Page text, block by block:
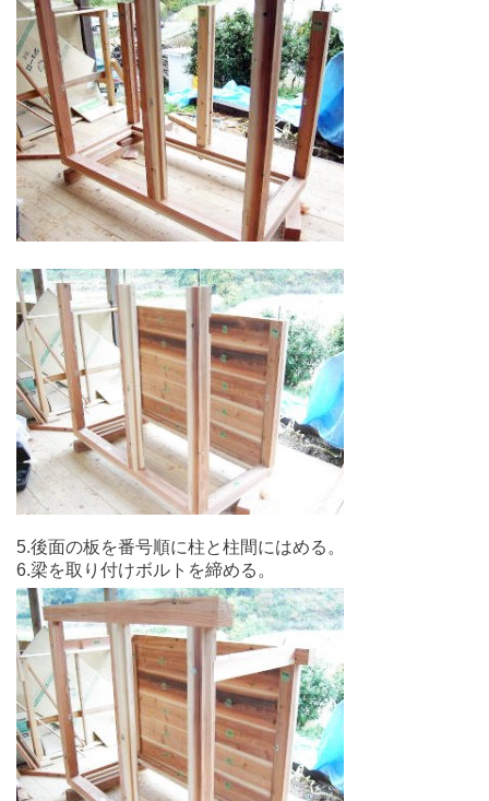
5.後面の板を番号順に柱と柱間にはめる。
6.梁を取り付けボルトを締める。